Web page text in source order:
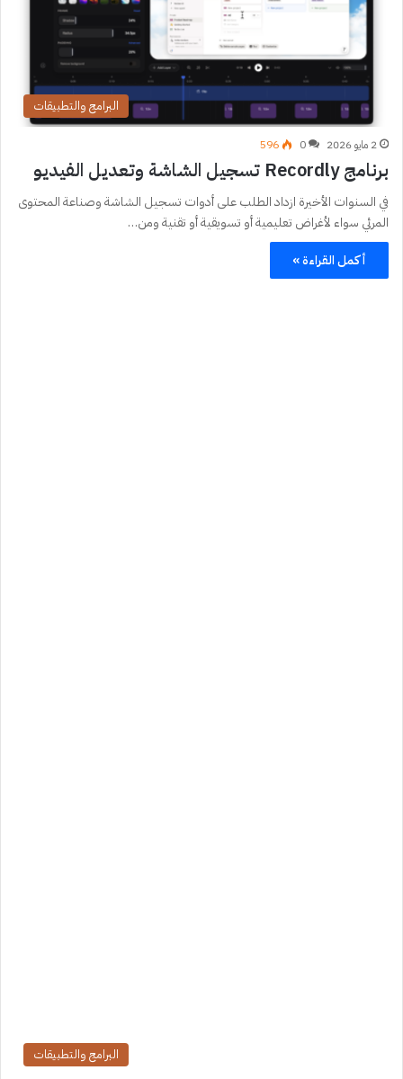
البرامج والتطبيقات
2 مايو 2026 0
596
برنامج Recordly تسجيل الشاشة وتعديل الفيديو
في السنوات الأخيرة ازداد الطلب على أدوات تسجيل الشاشة وصناعة المحتوى
المرئي سواء لأغراض تعليمية أو تسويقية أو تقنية ومن…
أكمل القراءة »
البرامج والتطبيقات